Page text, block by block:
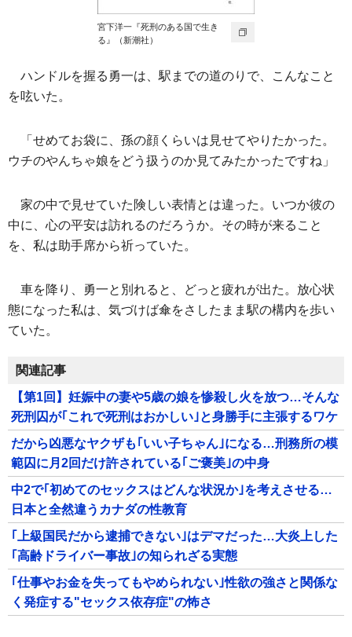
宮下洋一『死刑のある国で生き
る』（新潮社）
ハンドルを握る勇一は、駅までの道のりで、こんなこと
を呟いた。
「せめてお袋に、孫の顔くらいは見せてやりたかった。
ウチのやんちゃ娘をどう扱うのか見てみたかったですね」
家の中で見せていた険しい表情とは違った。いつか彼の
中に、心の平安は訪れるのだろうか。その時が来ること
を、私は助手席から祈っていた。
車を降り、勇一と別れると、どっと疲れが出た。放心状
態になった私は、気づけば傘をさしたまま駅の構内を歩い
ていた。
関連記事
【第1回】妊娠中の妻や5歳の娘を惨殺し火を放つ…そんな
死刑囚が｢これで死刑はおかしい｣と身勝手に主張するワケ
だから凶悪なヤクザも｢いい子ちゃん｣になる…刑務所の模
範囚に月2回だけ許されている｢ご褒美｣の中身
中2で｢初めてのセックスはどんな状況か｣を考えさせる…
日本と全然違うカナダの性教育
｢上級国民だから逮捕できない｣はデマだった…大炎上した
｢高齢ドライバー事故｣の知られざる実態
｢仕事やお金を失ってもやめられない｣性欲の強さと関係な
く発症する"セックス依存症"の怖さ